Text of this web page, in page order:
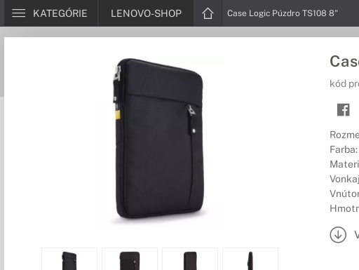
KATEGÓRIE LENOVO-SHOP Case Logic Púzdro TS108 8"
kód